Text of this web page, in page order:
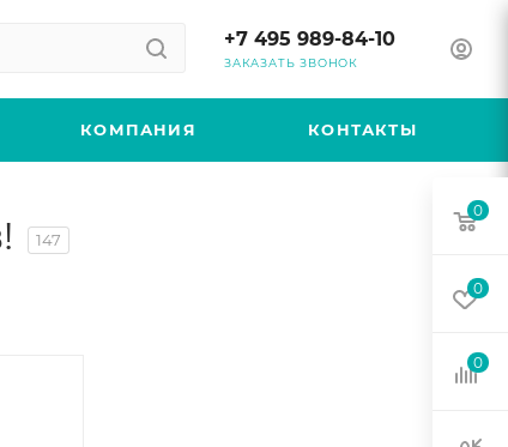
+7 495 989-84-10
ЗАКАЗАТЬ ЗВОНОК
КОМПАНИЯ КОНТАКТЫ
147
0
0
0